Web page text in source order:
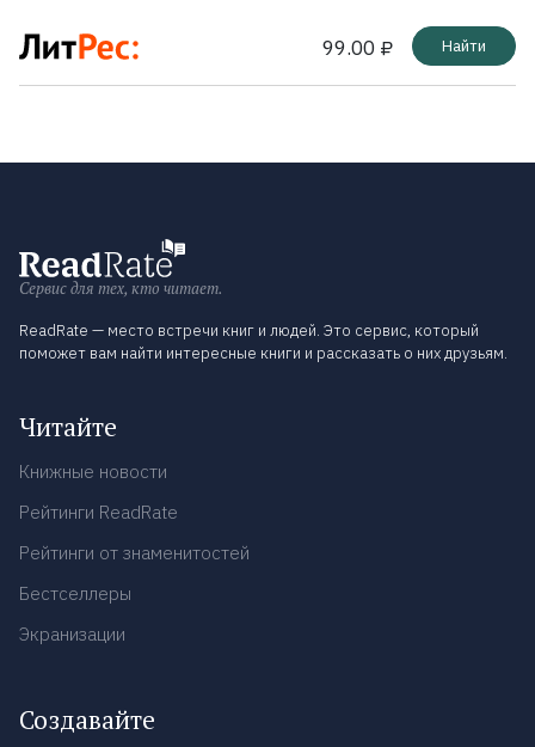
99.00 ₽ Найти
Сервис для тех, кто читает.
ReadRate — место встречи книг и людей. Это сервис, который
поможет вам найти интересные книги и рассказать о них друзьям.
Читайте
Книжные новости
Рейтинги ReadRate
Рейтинги от знаменитостей
Бестселлеры
Экранизации
Создавайте